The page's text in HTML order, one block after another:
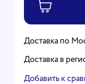
Доставка по
Доставка в
Добавить к